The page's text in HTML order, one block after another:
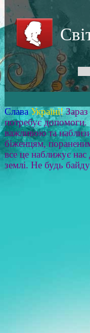
Слава Україні!
потребує
важливою та
біженцям,
все це наближує
землі. Не будь